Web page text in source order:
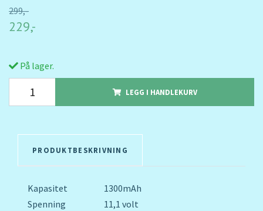
299,-
229,-
På lager.
LEGG I HANDLEKURV
PRODUKTBESKRIVNING
Kapasitet
1300mAh
Spenning
11,1 volt